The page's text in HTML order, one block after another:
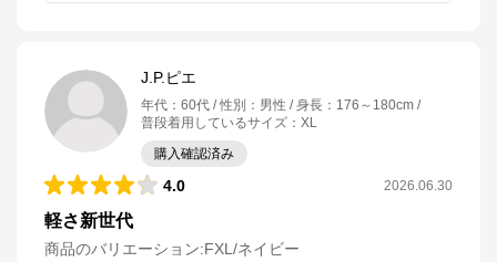
J.P.ピエ
年代 ： 60代 性別 ： 男性 身長 ： 176～180cm
普段着用しているサイズ ： XL
購入確認済み
4.0 2026.06.30
軽さ新世代
商品のバリエーション:FXL/ネイビー